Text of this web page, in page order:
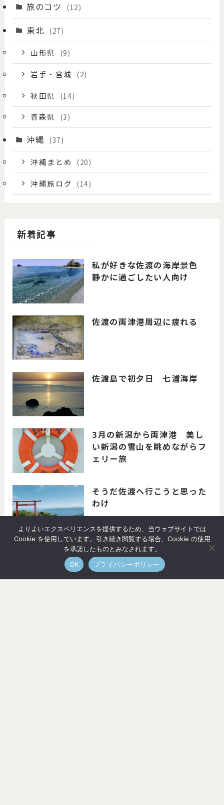
旅のコツ (12)
東北 (27)
山形県 (9)
岩手・宮城 (2)
秋田県 (14)
青森県 (3)
沖縄 (37)
沖縄まとめ (20)
沖縄旅ログ (14)
新着記事
私が好きな佐渡の海岸景色
静かに過ごしたい人向け
佐渡の両津港周辺に疲れる
佐渡島で初夕日 七浦海岸
3月の新潟から両津港 美し
い新潟の雪山を眺めながらフ
ェリー旅
そうだ佐渡へ行こうと思った
わけ
BlueSky プロフィール
よりよいエクスペリエンスを提供するため、当ウェブサイトでは
Cookie を使用しています。引き続き閲覧する場合、Cookie の使用
を承諾したものとみなされます。
OK
プライバシーポリシー